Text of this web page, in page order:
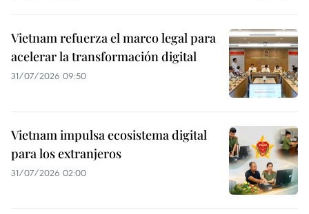
Vietnam refuerza el marco legal para
acelerar la transformación digital
31/07/2026 09:50
Vietnam impulsa ecosistema digital
para los extranjeros
31/07/2026 02:00